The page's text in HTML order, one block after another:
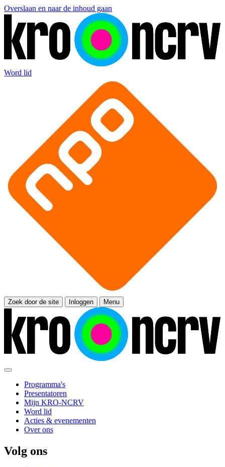
Overslaan en naar de inhoud gaan
Word lid
Zoek door de site Inloggen Menu
Programma's
Presentatoren
Mijn KRO-NCRV
Word lid
Acties & evenementen
Over ons
Volg ons